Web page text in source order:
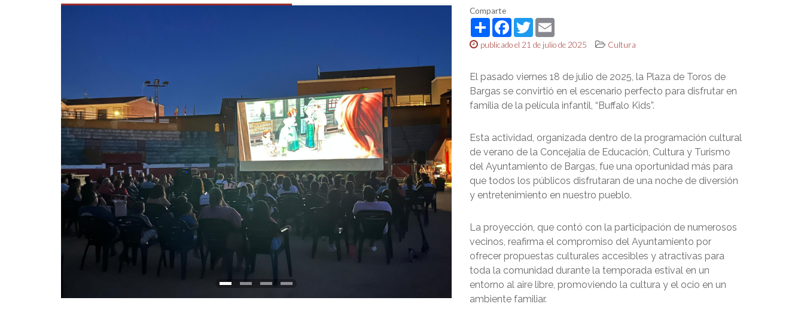
Comparte
ShareFacebook
TwitterEmail
publicado el 21 de julio de 2025 Cultura
El pasado viernes 18 de julio de 2025, la Plaza de Toros de
Bargas se convirtió en el escenario perfecto para disfrutar en
familia de la película infantil, “Buffalo Kids”.
Esta actividad, organizada dentro de la programación cultural
de verano de la Concejalía de Educación, Cultura y Turismo
del Ayuntamiento de Bargas, fue una oportunidad más para
que todos los públicos disfrutaran de una noche de diversión
y entretenimiento en nuestro pueblo.
La proyección, que contó con la participación de numerosos
vecinos, reafirma el compromiso del Ayuntamiento por
ofrecer propuestas culturales accesibles y atractivas para
toda la comunidad durante la temporada estival en un
entorno al aire libre, promoviendo la cultura y el ocio en un
ambiente familiar.